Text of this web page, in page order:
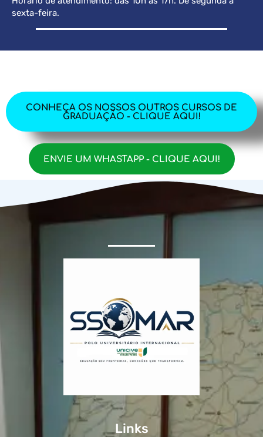
sexta-feira.
CONHEÇA OS NOSSOS OUTROS CURSOS DE
GRADUAÇÃO - CLIQUE AQUI!
ENVIE UM WHASTAPP - CLIQUE AQUI!
Links